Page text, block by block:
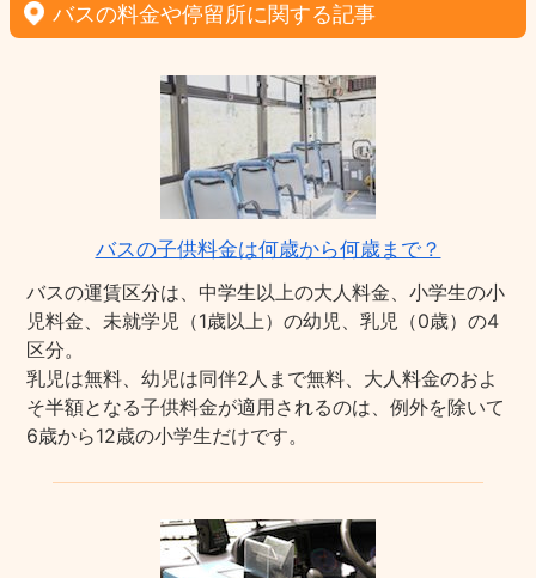
バスの料金や停留所に関する記事
バスの子供料金は何歳から何歳まで？
バスの運賃区分は、中学生以上の大人料金、小学生の小
児料金、未就学児（1歳以上）の幼児、乳児（0歳）の4
区分。
乳児は無料、幼児は同伴2人まで無料、大人料金のおよ
そ半額となる子供料金が適用されるのは、例外を除いて
6歳から12歳の小学生だけです。